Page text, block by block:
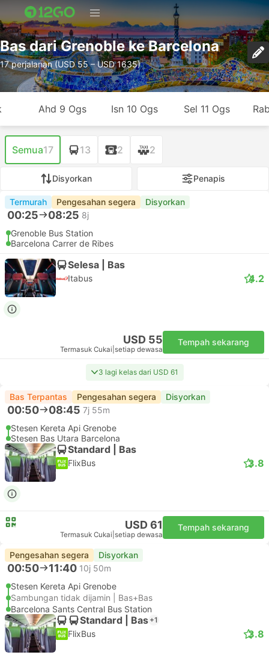
Bas dari Grenoble ke Barcelona
17 perjalanan (USD 55 – USD 1635)
Ahd 9 Ogs Isn 10 Ogs Sel 11 Ogs
Semua17 13 2 2
Disyorkan Penapis
Termurah Pengesahan segera Disyorkan
00:25 08:25 8j
Grenoble Bus Station
Barcelona Carrer de Ribes
Selesa | Bas
Itabus 4.2
USD 55
Termasuk Cukai setiap dewasa
Tempah sekarang
3 lagi kelas dari USD 61
Bas Terpantas Pengesahan segera Disyorkan
00:50 08:45 7j 55m
Stesen Kereta Api Grenobe
Stesen Bas Utara Barcelona
Standard | Bas
FlixBus 3.8
USD 61
Termasuk Cukai setiap dewasa
Tempah sekarang
Pengesahan segera Disyorkan
00:50 11:40 10j 50m
Stesen Kereta Api Grenobe
Sambungan tidak dijamin | Bas+Bas
Barcelona Sants Central Bus Station
Standard | Bas +1
FlixBus 3.8